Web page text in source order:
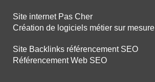
Site internet Pas Cher
Création de logiciels métier sur mesure
Site Backlinks référencement SEO
Référencement Web SEO